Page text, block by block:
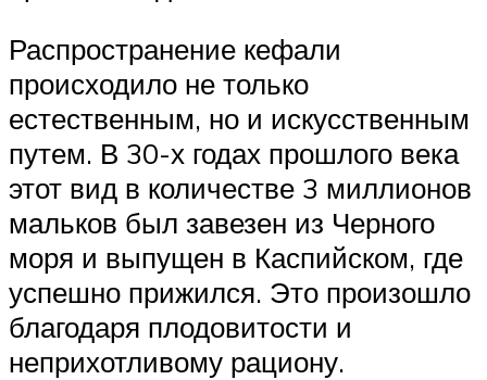
Распространение кефали
происходило не только
естественным, но и искусственным
путем. В 30-х годах прошлого века
этот вид в количестве 3 миллионов
мальков был завезен из Черного
моря и выпущен в Каспийском, где
успешно прижился. Это произошло
благодаря плодовитости и
неприхотливому рациону.